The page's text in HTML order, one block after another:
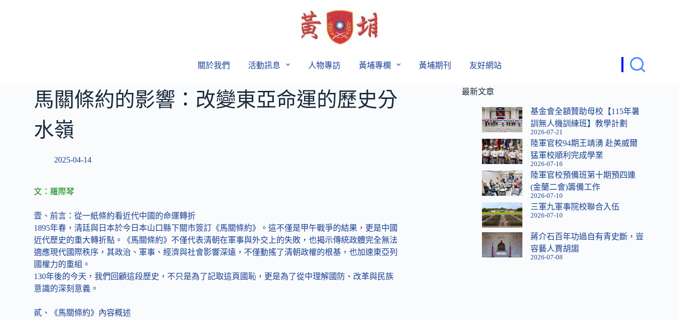
關於我們 活動訊息 人物專訪 黃埔專欄 黃埔期刊 友好網站
馬關條約的影響：改變東亞命運的歷史分
水嶺
2025-04-14
文：羅際琴
壹、前言：從一紙條約看近代中國的命運轉折
1895年春，清廷與日本於今日本山口縣下關市簽訂《馬關條約》。這不僅是甲午戰爭的結果，更是中國
近代歷史的重大轉折點。《馬關條約》不僅代表清朝在軍事與外交上的失敗，也揭示傳統政體完全無法
適應現代國際秩序，其政治、軍事、經濟與社會影響深遠，不僅動搖了清朝政權的根基，也加速東亞列
國權力的重組。
130年後的今天，我們回顧這段歷史，不只是為了記取這頁國恥，更是為了從中理解國防、改革與民族
意識的深刻意義。
貳、《馬關條約》內容概述
最新文章
基金會全額贊助母校【115年暑
訓無人機訓練班】教學計劃
2026-07-21
陸軍官校94期王靖湧 赴美威爾
猛軍校順利完成學業
2026-07-16
陸軍官校預備班第十期預四連
(金蘭二會)籌備工作
2026-07-10
三軍九軍事院校聯合入伍
2026-07-10
蔣介石百年功過自有青史斷，豈
容藝人賈胡謅
2026-07-08